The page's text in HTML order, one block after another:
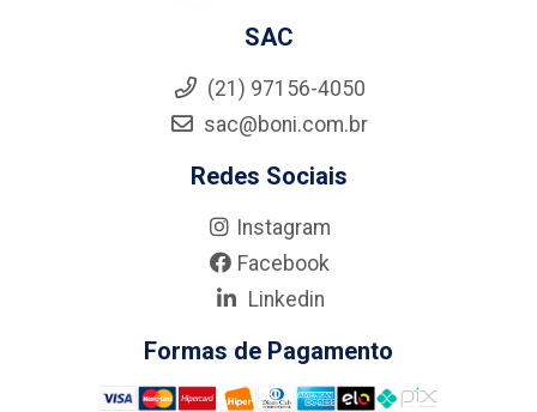
SAC
(21) 97156-4050
sac@boni.com.br
Redes Sociais
Instagram
Facebook
Linkedin
Formas de Pagamento